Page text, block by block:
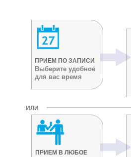
ПРИЕМ ПО ЗАПИСИ
Выберите удобное
для вас время
ПРИЕМ В ЛЮБОЕ
ИЛИ